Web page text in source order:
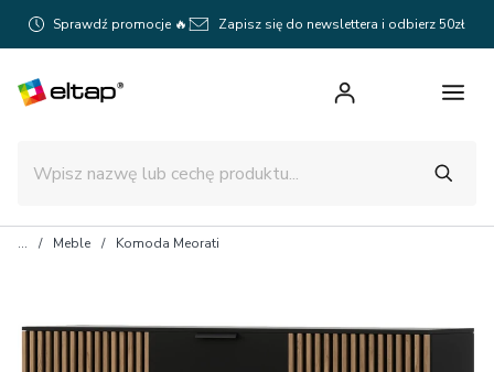
Sprawdź promocje 🔥 Zapisz się do newslettera i odbierz 50zł
Meble Komoda Meorati